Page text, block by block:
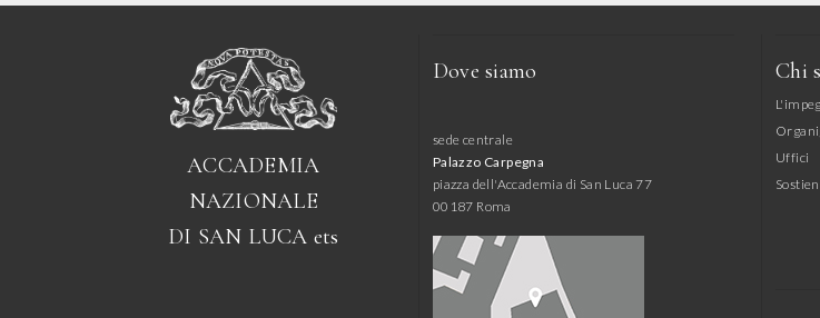
ACCADEMIA
NAZIONALE
DI SAN LUCA ets
Dove siamo
sede centrale
Palazzo Carpegna
piazza dell'Accademia di San Luca 77
00187 Roma
Chi
Uffici